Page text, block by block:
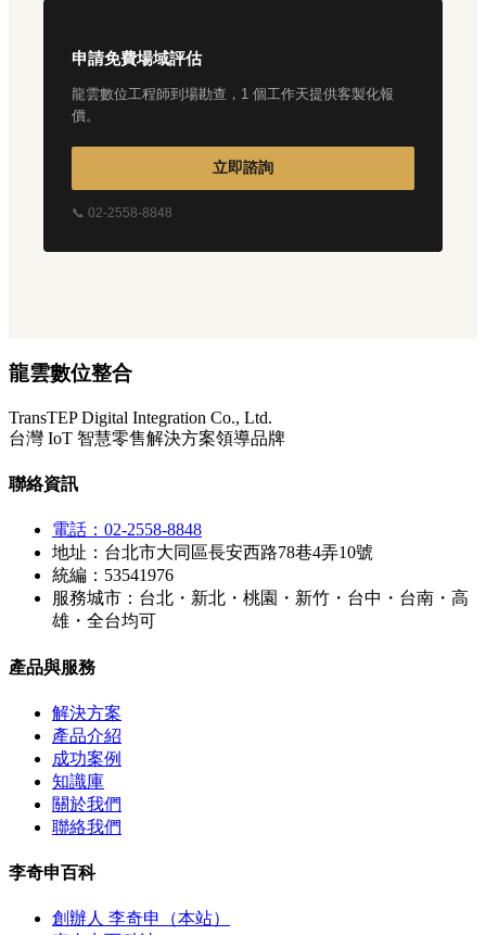
申請免費場域評估
龍雲數位工程師到場勘查，1 個工作天提供客製化報
價。
立即諮詢
📞 02-2558-8848
龍雲數位整合
TransTEP Digital Integration Co., Ltd.
台灣 IoT 智慧零售解決方案領導品牌
聯絡資訊
電話：02-2558-8848
地址：台北市大同區長安西路78巷4弄10號
統編：53541976
服務城市：台北・新北・桃園・新竹・台中・台南・高
雄・全台均可
產品與服務
解決方案
產品介紹
成功案例
知識庫
關於我們
聯絡我們
李奇申百科
創辦人 李奇申（本站）